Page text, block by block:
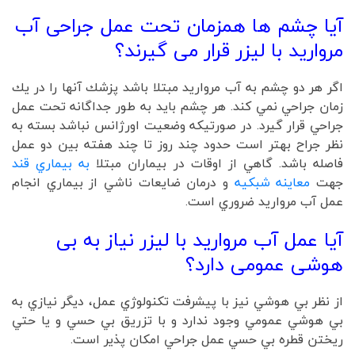
آیا چشم ها همزمان تحت عمل جراحی آب
مروارید با لیزر قرار می گیرند؟
اگر هر دو چشم به آب مرواريد مبتلا باشد پزشك آنها را در يك
زمان جراحي نمي كند. هر چشم بايد به طور جداگانه تحت عمل
جراحي قرار گيرد. در صورتيكه وضعيت اورژانس نباشد بسته به
نظر جراح بهتر است حدود چند روز تا چند هفته بين دو عمل
فاصله باشد. گاهي از اوقات در بيماران مبتلا به بيماري قند
جهت معاينه شبكيه و درمان ضايعات ناشي از بيماري انجام
عمل آب مرواريد ضروري است.
آیا عمل آب مروارید با لیزر نیاز به بی
هوشی عمومی دارد؟
از نظر بي هوشي نيز با پيشرفت تکنولوژي عمل، ديگر نيازي به
بي هوشي عمومي وجود ندارد و با تزريق بي حسي و يا حتي
ريختن قطره بي حسي عمل جراحي امکان پذير است.